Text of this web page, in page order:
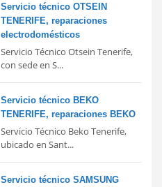
Servicio técnico OTSEIN
TENERIFE, reparaciones
electrodomésticos
Servicio Técnico Otsein Tenerife,
con sede en S...
Servicio técnico BEKO
TENERIFE, reparaciones BEKO
Servicio Técnico Beko Tenerife,
ubicado en Sant...
Servicio técnico SAMSUNG